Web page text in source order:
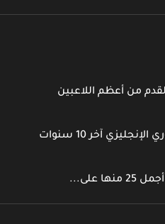
من أعظم اللاعبين
آخر 10 سنوات